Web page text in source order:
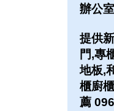
辦公
提供
門,專
地板,
櫃廚
薦